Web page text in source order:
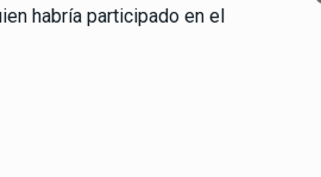
habría participado en el